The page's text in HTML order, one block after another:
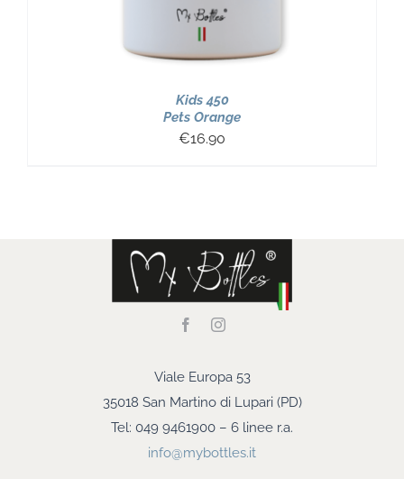
Kids 450
Pets Orange
€16.90
Viale Europa 53
35018 San Martino di Lupari (PD)
Tel: 049 9461900 – 6 linee r.a.
info@mybottles.it